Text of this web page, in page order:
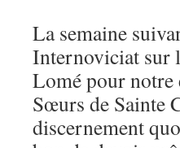
La semaine
Internoviciat sur
Lomé pour notre
Sœurs de Sainte
discernement